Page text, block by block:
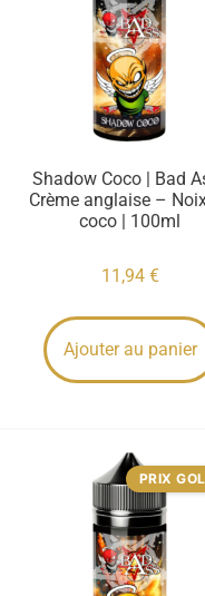
Shadow Coco | Bad
Crème anglaise –
coco | 100ml
11,94 €
Ajouter au panier
PRIX